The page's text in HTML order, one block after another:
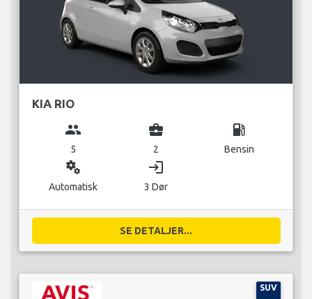
KIA RIO
group
5
business_center
2
local_gas_station
Bensin
miscellaneous_services
Automatisk
login
3 Dør
SE DETALJER...
SUV